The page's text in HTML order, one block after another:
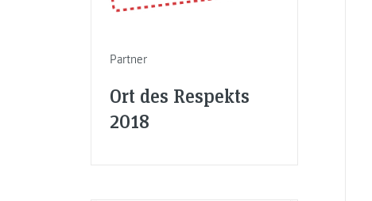
Partner
Ort des Respekts
2018